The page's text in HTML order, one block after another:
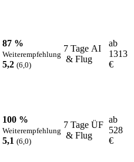
87 %
Weiterempfehlung
5,2 (6,0)
7 Tage AI
& Flug
ab
1313
€
100 %
Weiterempfehlung
5,1 (6,0)
7 Tage ÜF
& Flug
ab
528
€